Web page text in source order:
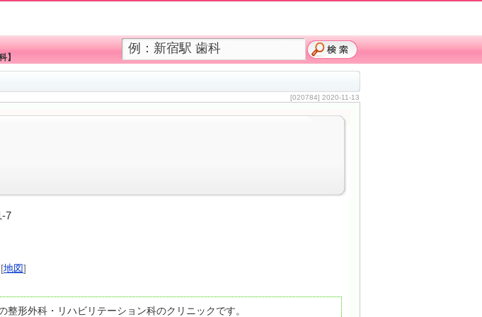
】
[020784] 2020-11-13
7
地図]
形外科・リハビリテーション科のクリニックです。